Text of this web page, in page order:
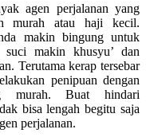
agen perjalanan yang
murah atau haji kecil.
makin bingung untuk
makin khusyu’ dan
Terutama kerap tersebar
penipuan dengan
murah. Buat hindari
bisa lengah begitu saja
perjalanan.